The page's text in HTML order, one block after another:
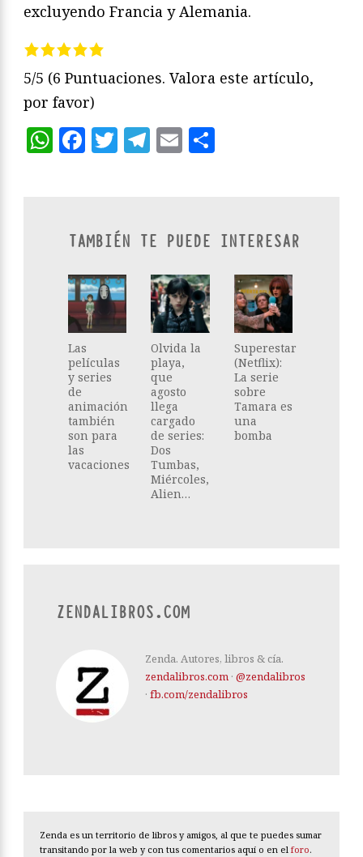
excluyendo Francia y Alemania.
5/5 (6 Puntuaciones. Valora este artículo,
por favor)
WhatsApp
Facebook
Twitter
Telegram
Email
TAMBIÉN TE PUEDE INTERESAR
Las
películas
y series
de
animación
también
son para
las
vacaciones
Olvida la
playa,
que
agosto
llega
cargado
de series:
Dos
Tumbas,
Miércoles,
Alien…
Superestar
(Netflix):
La serie
sobre
Tamara es
una
bomba
ZENDALIBROS.COM
Zenda. Autores, libros & cía.
zendalibros.com · @zendalibros
· fb.com/zendalibros
Zenda es un territorio de libros y amigos, al que te puedes sumar
transitando por la web y con tus comentarios aquí o en el foro.